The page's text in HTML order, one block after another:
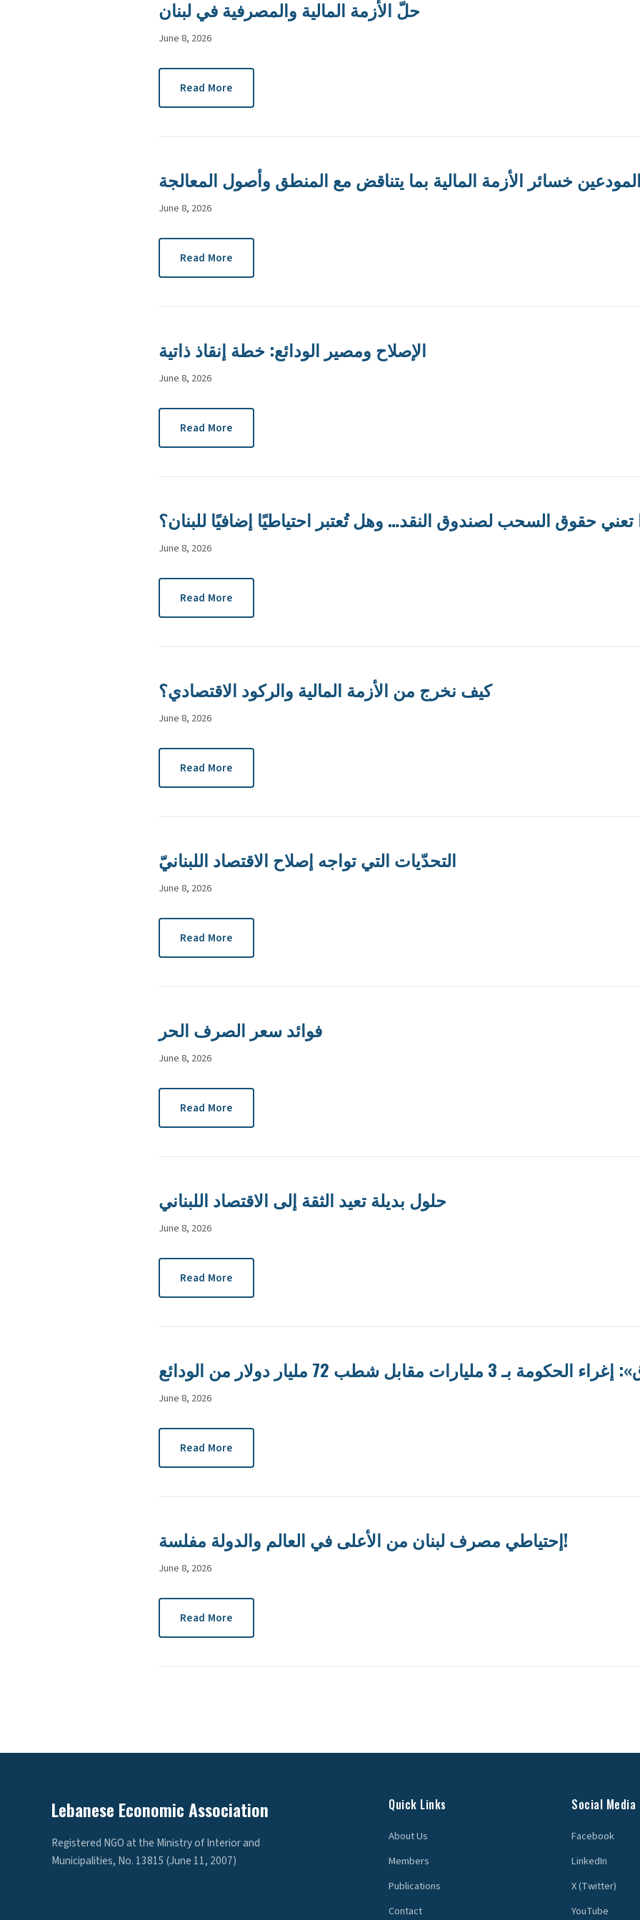
حلّ الأزمة المالية والمصرفية في لبنان
June 8, 2026
Read More
خسائر الأزمة المالية بما يتناقض مع المنطق وأصول المعالجة
June 8, 2026
Read More
الإصلاح ومصير الودائع: خطة إنقاذ ذاتية
June 8, 2026
Read More
تعني حقوق السحب لصندوق النقد… وهل تُعتبر احتياطيًا إضافيًا للبنان؟
June 8, 2026
Read More
كيف نخرج من الأزمة المالية والركود الاقتصادي؟
June 8, 2026
Read More
التحدّيات التي تواجه إصلاح الاقتصاد اللبنانيّ
June 8, 2026
Read More
فوائد سعر الصرف الحر
June 8, 2026
Read More
حلول بديلة تعيد الثقة إلى الاقتصاد اللبناني
June 8, 2026
Read More
مقابل شطب 72 مليار دولار من الودائع
June 8, 2026
Read More
إحتياطي مصرف لبنان من الأعلى في العالم والدولة مفلسة!
June 8, 2026
Read More
Lebanese Economic Association
Registered NGO at the Ministry of Interior and
Municipalities, No. 13815 (June 11, 2007)
Quick Links
About Us
Members
Publications
Contact
Social Media
Facebook
LinkedIn
X (Twitter)
YouTube